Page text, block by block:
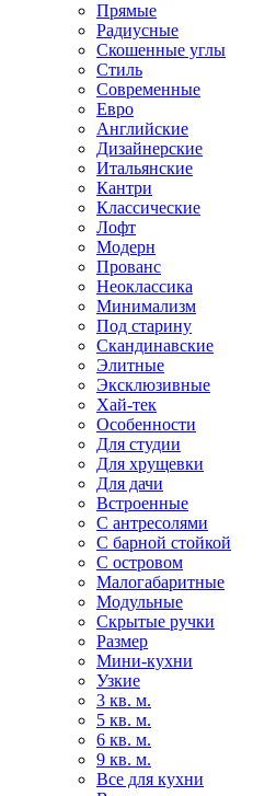
Прямые
Радиусные
Скошенные углы
Стиль
Современные
Евро
Английские
Дизайнерские
Итальянские
Кантри
Классические
Лофт
Модерн
Прованс
Неоклассика
Минимализм
Под старину
Скандинавские
Элитные
Эксклюзивные
Хай-тек
Особенности
Для студии
Для хрущевки
Для дачи
Встроенные
С антресолями
С барной стойкой
С островом
Малогабаритные
Модульные
Скрытые ручки
Размер
Мини-кухни
Узкие
3 кв. м.
5 кв. м.
6 кв. м.
9 кв. м.
Все для кухни